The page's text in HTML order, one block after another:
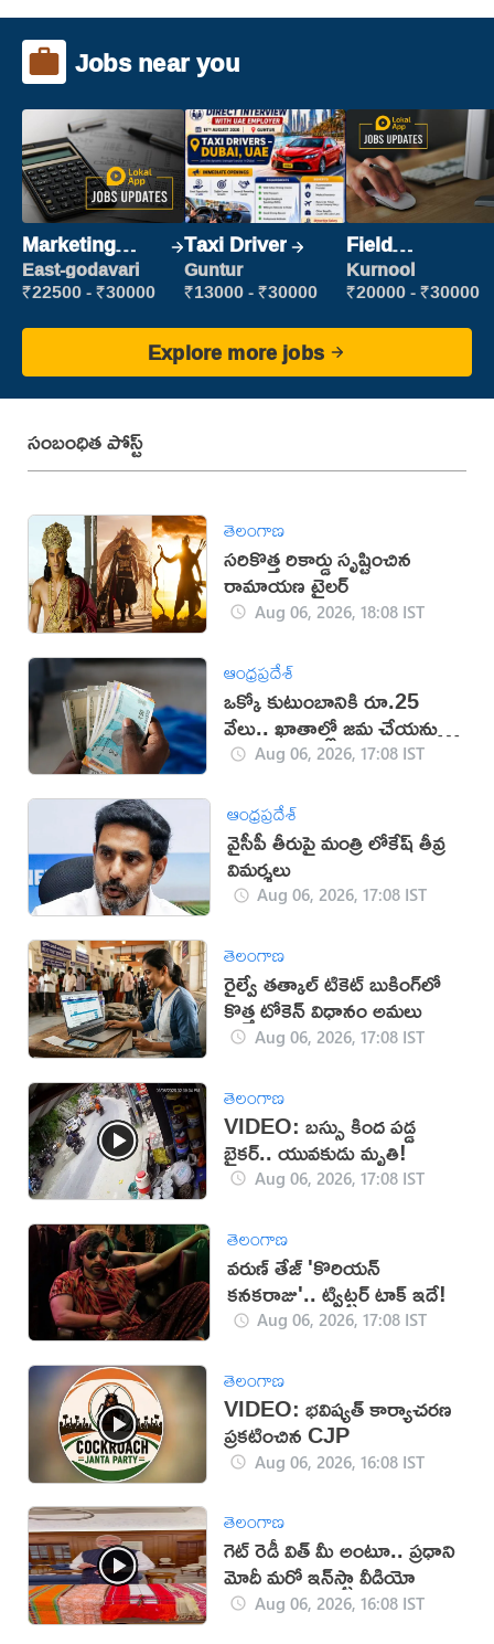
Jobs near you
Marketing
Executive
East-godavari
₹22500 - ₹30000
Taxi Driver
Guntur
₹13000 - ₹30000
Field
Marketing
Executive
Kurnool
₹20000 - ₹30000
Explore more jobs
సంబంధిత పోస్ట్
తెలంగాణ
సరికొత్త రికార్డు సృష్టించిన
రామాయణ ట్రైలర్‌
Aug 06, 2026, 18:08 IST
ఆంధ్రప్రదేశ్
ఒక్కో కుటుంబానికి రూ.25
వేలు.. ఖాతాల్లో జ‌మ చేయ‌నున్న
ప్ర‌భుత్వం..!
Aug 06, 2026, 17:08 IST
ఆంధ్రప్రదేశ్
వైసీపీ తీరుపై మంత్రి లోకేష్ తీవ్ర
విమర్శలు
Aug 06, 2026, 17:08 IST
తెలంగాణ
రైల్వే తత్కాల్ టికెట్ బుకింగ్‌లో
కొత్త టోకెన్ విధానం అమలు
Aug 06, 2026, 17:08 IST
తెలంగాణ
VIDEO: బస్సు కింద పడ్డ
బైకర్.. యువకుడు మృతి!
Aug 06, 2026, 17:08 IST
తెలంగాణ
వరుణ్ తేజ్ 'కొరియన్
కనకరాజు'.. ట్విట్టర్ టాక్ ఇదే!
Aug 06, 2026, 17:08 IST
తెలంగాణ
VIDEO: భవిష్యత్ కార్యాచరణ
ప్రకటించిన CJP
Aug 06, 2026, 16:08 IST
తెలంగాణ
గెట్ రెడీ విత్ మీ అంటూ.. ప్రధాని
మోదీ మరో ఇన్‌స్టా వీడియో
Aug 06, 2026, 16:08 IST